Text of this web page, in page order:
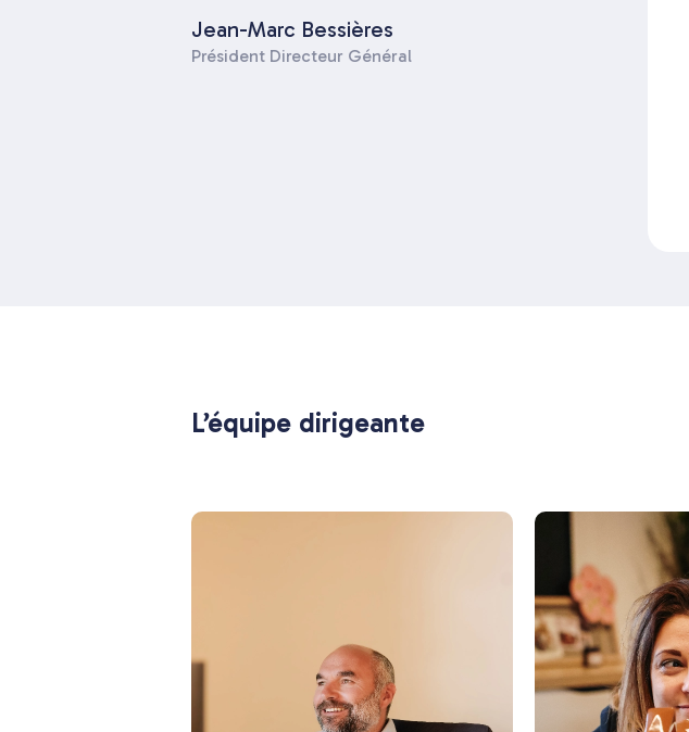
Jean-Marc Bessières
Président Directeur Général
L’équipe dirigeante